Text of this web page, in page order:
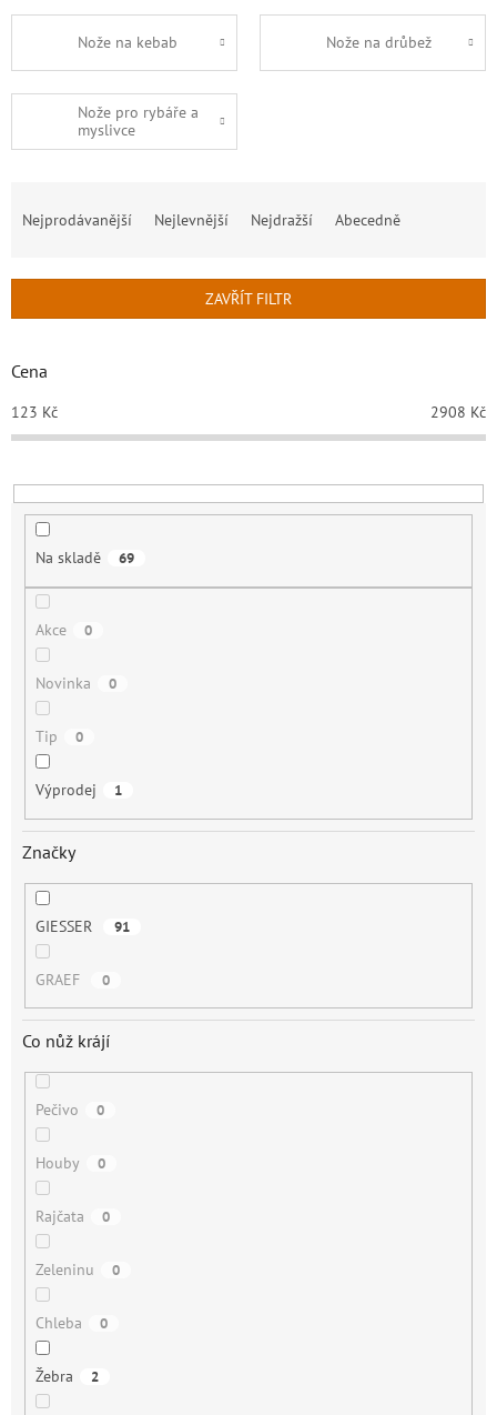
Nože na kebab Nože na drůbež
Nože pro rybáře a
myslivce
í
r
d
u
t
ů
Nejprodávanější Nejlevnější Nejdražší Abecedně
ZAVŘÍT FILTR
Cena
123 Kč 2908 Kč
Na skladě 69
Akce 0
Novinka 0
Tip 0
Výprodej 1
Značky
GIESSER 91
GRAEF 0
Co nůž krájí
Pečivo 0
Houby 0
Rajčata 0
Zeleninu 0
Chleba 0
Žebra 2